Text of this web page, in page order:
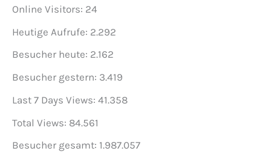
Online Visitors: 24
Heutige Aufrufe: 2.292
Besucher heute: 2.162
Besucher gestern: 3.419
Last 7 Days Views: 41.358
Total Views: 84.561
Besucher gesamt: 1.987.057